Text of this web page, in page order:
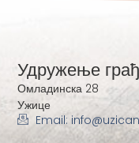
Удружење
Омладинска 28
Ужице
Email: